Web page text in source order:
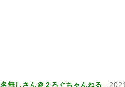
名無しさん＠２ろぐちゃんねる :